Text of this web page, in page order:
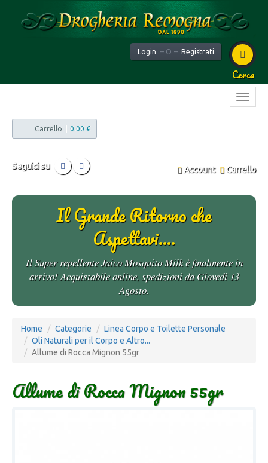
Login -- O -- Registrati
Cerca
Carrello 0.00 €
Seguici su Account Carrello
Il Grande Ritorno che
Aspettavi....
Il Super repellente Jaico Mosquito Milk è finalmente in
arrivo! Acquistabile online, spedizioni da Giovedì 13
Agosto.
Home Categorie
Linea Corpo e Toilette Personale
Oli Naturali per il Corpo e Altro...
Allume di Rocca Mignon 55gr
Allume di Rocca Mignon 55gr